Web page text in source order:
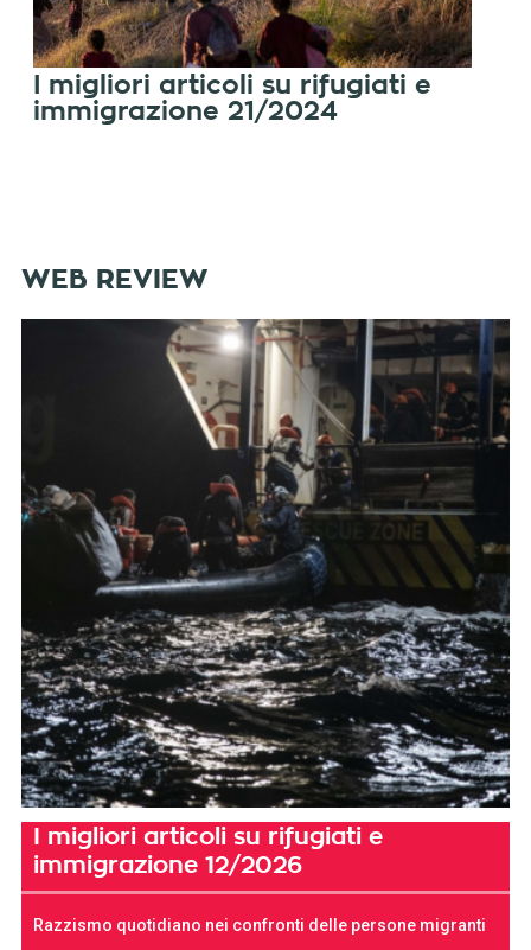
I migliori articoli su rifugiati e
immigrazione 21/2024
WEB REVIEW
I migliori articoli su rifugiati e
immigrazione 12/2026
Razzismo quotidiano nei confronti delle persone migranti